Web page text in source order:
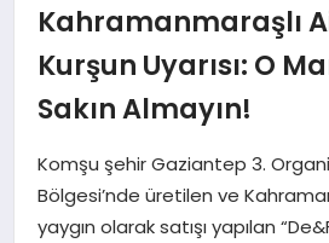
BİZE ULAŞIN
GÖKSUN
Kahramanmaraşlı
Kurşun Uyarısı: O
Sakın Almayın!
Komşu şehir Gaziantep 3.
Bölgesi’nde üretilen ve
yaygın olarak satışı yapılan